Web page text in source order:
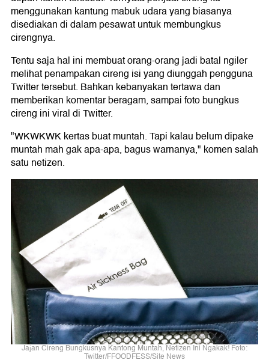
menggunakan kantung mabuk udara yang biasanya
disediakan di dalam pesawat untuk membungkus
cirengnya.
Tentu saja hal ini membuat orang-orang jadi batal ngiler
melihat penampakan cireng isi yang diunggah pengguna
Twitter tersebut. Bahkan kebanyakan tertawa dan
memberikan komentar beragam, sampai foto bungkus
cireng ini viral di Twitter.
"WKWKWK kertas buat muntah. Tapi kalau belum dipake
muntah mah gak apa-apa, bagus warnanya," komen salah
satu netizen.
Jajan Cireng Bungkusnya Kantong Muntah, Netizen Ini Ngakak! Foto:
Twitter/FFOODFESS/Site News